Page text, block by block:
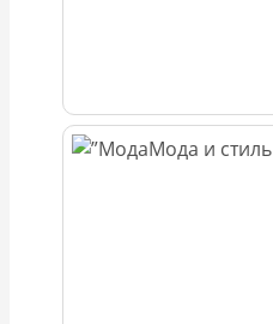
Мода и стиль